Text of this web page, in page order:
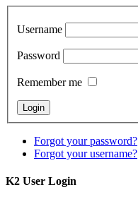
Username
Password
Remember me
Forgot your password?
Forgot your username?
K2 User Login